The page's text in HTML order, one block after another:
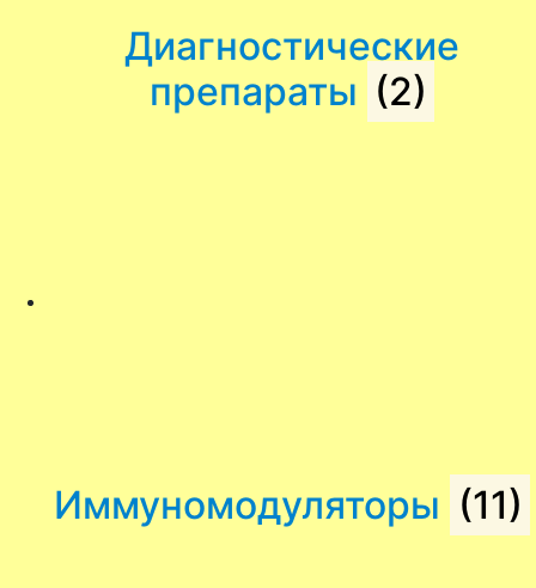
Диагностические
препараты (2)
Иммуномодуляторы (11)